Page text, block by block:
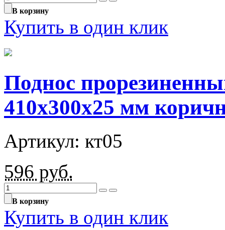
В корзину
Купить в один клик
Поднос
410х300х25 мм
Артикул: кт05
596 руб.
В корзину
Купить в один клик